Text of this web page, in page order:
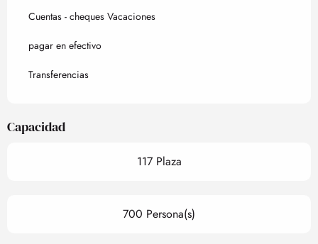
Cuentas - cheques Vacaciones
pagar en efectivo
Transferencias
Capacidad
117 Plaza
700 Persona(s)